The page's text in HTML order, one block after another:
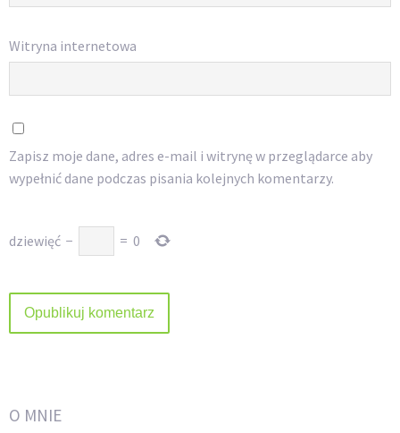
Witryna internetowa
Zapisz moje dane, adres e-mail i witrynę w przeglądarce aby
wypełnić dane podczas pisania kolejnych komentarzy.
dziewięć − = 0
O MNIE